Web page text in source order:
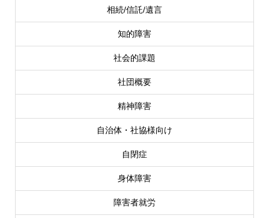
相続/信託/遺言
知的障害
社会的課題
社団概要
精神障害
自治体・社協様向け
自閉症
身体障害
障害者就労